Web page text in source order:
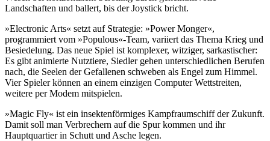
Landschaften und ballert, bis der Joystick bricht.
»Electronic Arts« setzt auf Strategie: »Power Monger«,
programmiert vom »Populous«-Team, variiert das Thema Krieg und
Besiedelung. Das neue Spiel ist komplexer, witziger, sarkastischer:
Es gibt animierte Nutztiere, Siedler gehen unterschiedlichen Berufen
nach, die Seelen der Gefallenen schweben als Engel zum Himmel.
Vier Spieler können an einem einzigen Computer Wettstreiten,
weitere per Modem mitspielen.
»Magic Fly« ist ein insektenförmiges Kampfraumschiff der Zukunft.
Damit soll man Verbrechern auf die Spur kommen und ihr
Hauptquartier in Schutt und Asche legen.